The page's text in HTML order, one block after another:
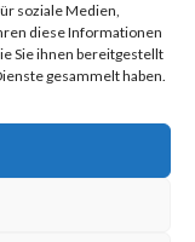
soziale Medien,
diese Informationen
Sie ihnen bereitgestellt
gesammelt haben.
Mannheim